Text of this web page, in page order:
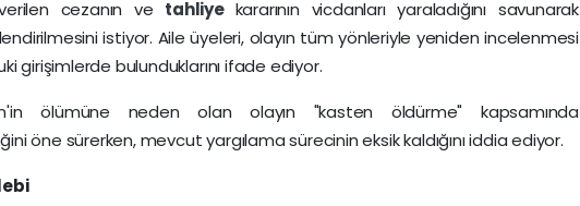
cezanın ve tahliye kararının vicdanları yaraladığını savunarak
istiyor. Aile üyeleri, olayın tüm yönleriyle yeniden incelenmesi
girişimlerde bulunduklarını ifade ediyor.
ölümüne neden olan olayın "kasten öldürme" kapsamında
öne sürerken, mevcut yargılama sürecinin eksik kaldığını iddia ediyor.